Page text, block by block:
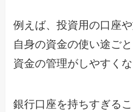
例えば、投資用の口座
自身の資金の使い途ご
資金の管理がしやすくな
銀行口座を持ちすぎる